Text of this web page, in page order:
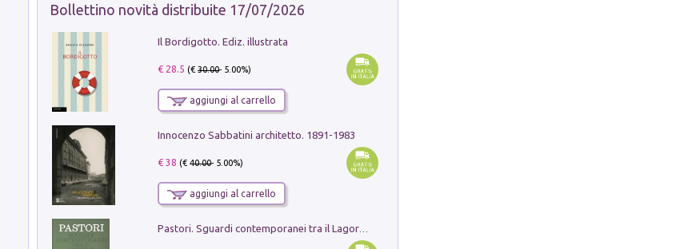
Bollettino novità distribuite 17/07/2026
Il Bordigotto. Ediz. illustrata
€ 28.5 (€30.00- 5.00%)
aggiungi al carrello
Innocenzo Sabbatini architetto. 1891-1983
€ 38 (€40.00- 5.00%)
aggiungi al carrello